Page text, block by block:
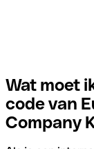
Wat moet
code van
Company